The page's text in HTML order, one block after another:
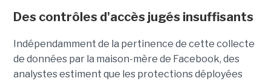
Des contrôles d'accès jugés insuffisants
Indépendamment de la pertinence de cette collecte
de données par la maison-mère de Facebook, des
analystes estiment que les protections déployées